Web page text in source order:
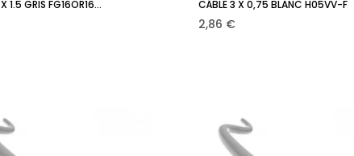
Ajouter au panier
1.5 GRIS FG16OR16... Ajouter au panier
CÂBLE 3 X 0,75 BLANC H05VV-F
Prix
2,86 €